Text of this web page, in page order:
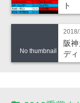
ト
No thumbnail
2018/
阪
ディ